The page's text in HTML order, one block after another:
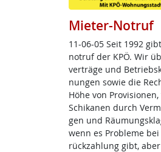
Mieter-Notruf
11-06-05 Seit 1992
no­t­ruf der KPÖ. Wir
ver­trä­ge und
nun­gen so­wie die
Höhe von
Schi­ka­nen durch
gen und
wenn es Pro­b­le­me
rück­zah­lung gibt,